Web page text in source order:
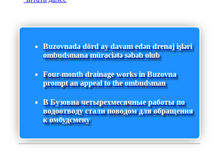
Buzovnada dörd ay davam edən drenaj işləri
ombudsmana müraciətə səbəb olub
Four-month drainage works in Buzovna
prompt an appeal to the ombudsman
В Бузовна четырехмесячные работы по
водоотводу стали поводом для обращения
к омбудсмену